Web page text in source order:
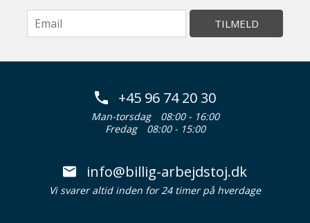
TILMELD
+45 96 74 20 30
Man-torsdag
08:00 - 16:00
Fredag
08:00 - 15:00
info@billig-arbejdstoj.dk
Vi svarer altid inden for 24 timer på hverdage